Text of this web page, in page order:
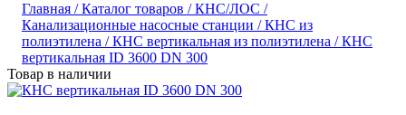
Главная /Каталог товаров /КНС/ЛОС /
Канализационные насосные станции /КНС из
полиэтилена /КНС вертикальная из полиэтилена /КНС
вертикальная ID 3600 DN 300
Товар в наличии